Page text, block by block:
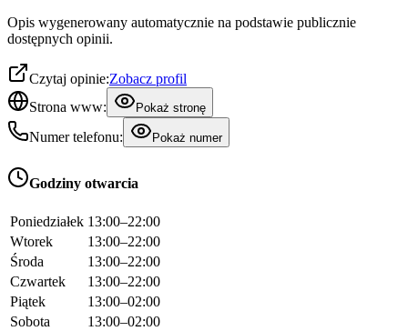
Opis wygenerowany automatycznie na podstawie publicznie
dostępnych opinii.
Czytaj opinie:Zobacz profil
Strona www:
Pokaż stronę
Numer telefonu: Pokaż numer
Godziny otwarcia
Poniedziałek 13:00–22:00
Wtorek
13:00–22:00
Środa
13:00–22:00
Czwartek
13:00–22:00
Piątek
13:00–02:00
Sobota
13:00–02:00